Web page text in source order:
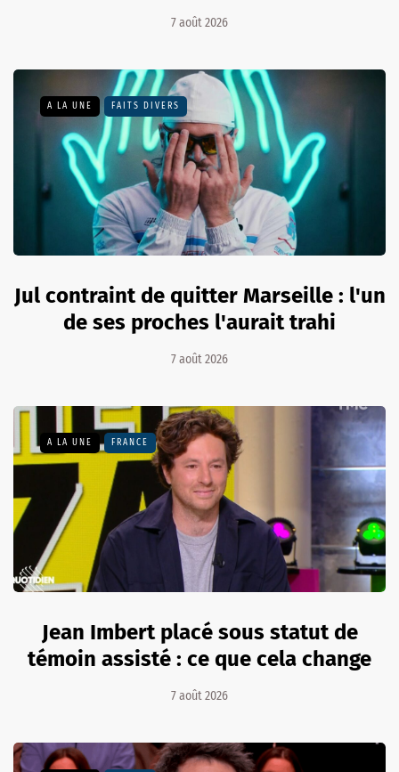
7 août 2026
A LA UNE FAITS DIVERS
Jul contraint de quitter Marseille : l'un
de ses proches l'aurait trahi
7 août 2026
A LA UNE FRANCE
Jean Imbert placé sous statut de
témoin assisté : ce que cela change
7 août 2026